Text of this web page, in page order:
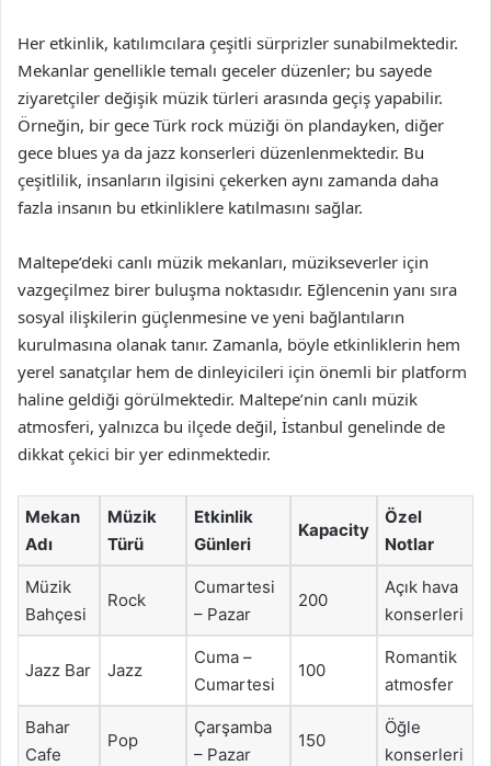
Her etkinlik, katılımcılara çeşitli sürprizler sunabilmektedir.
Mekanlar genellikle temalı geceler düzenler; bu sayede
ziyaretçiler değişik müzik türleri arasında geçiş yapabilir.
Örneğin, bir gece Türk rock müziği ön plandayken, diğer
gece blues ya da jazz konserleri düzenlenmektedir. Bu
çeşitlilik, insanların ilgisini çekerken aynı zamanda daha
fazla insanın bu etkinliklere katılmasını sağlar.
Maltepe’deki canlı müzik mekanları, müzikseverler için
vazgeçilmez birer buluşma noktasıdır. Eğlencenin yanı sıra
sosyal ilişkilerin güçlenmesine ve yeni bağlantıların
kurulmasına olanak tanır. Zamanla, böyle etkinliklerin hem
yerel sanatçılar hem de dinleyicileri için önemli bir platform
haline geldiği görülmektedir. Maltepe’nin canlı müzik
atmosferi, yalnızca bu ilçede değil, İstanbul genelinde de
dikkat çekici bir yer edinmektedir.
Mekan
Adı
Müzik
Türü
Etkinlik
Günleri
Kapacity
Özel
Notlar
Müzik
Bahçesi
Rock
Cumartesi
– Pazar
200
Açık hava
konserleri
Jazz Bar Jazz
Cuma –
Cumartesi
100
Romantik
atmosfer
Bahar
Cafe
Pop
Çarşamba
– Pazar
150
Öğle
konserleri